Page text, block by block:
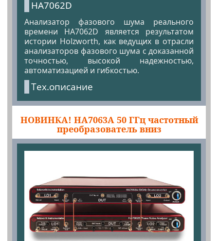
HA7062D
Анализатор фазового шума реального
времени HA7062D является результатом
истории Holzworth, как ведущих в отрасли
анализаторов фазового шума с доказанной
точностью, высокой надежностью,
автоматизацией и гибкостью.
Тех.описание
НОВИНКА! HA7063A 50 ГГц частотный
преобразователь вниз